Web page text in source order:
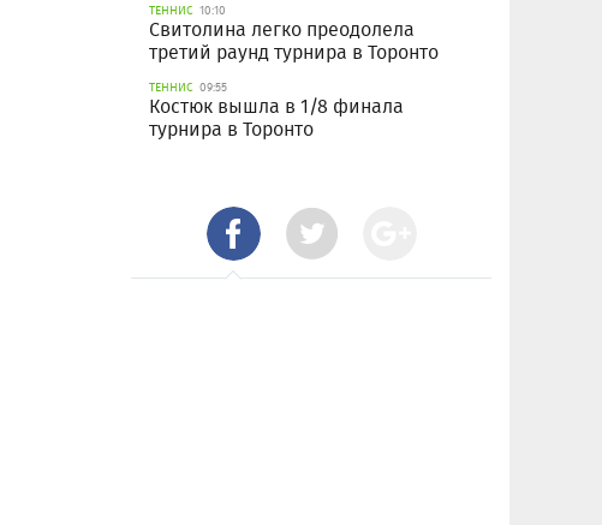
ТЕННИС 10:10
Свитолина легко преодолела
третий раунд турнира в Торонто
ТЕННИС 09:55
Костюк вышла в 1/8 финала
турнира в Торонто